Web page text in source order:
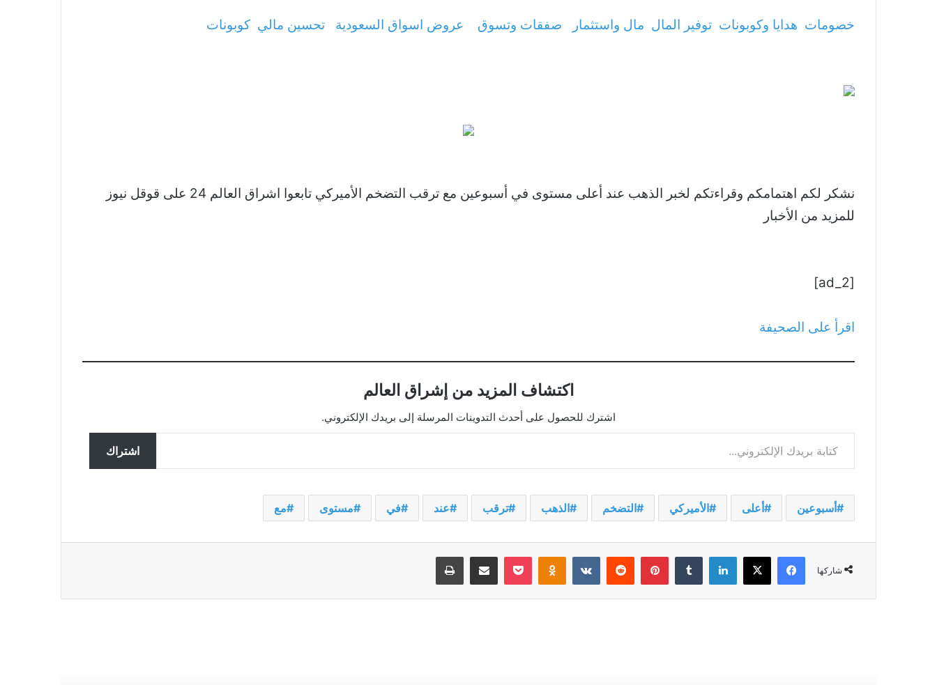
خصومات هدايا وكوبونات توفير المال مال واستثمار صفقات وتسوق عروض اسواق السعودية تحسين مالي كوبونات
نشكر لكم اهتمامكم وقراءتكم لخبر الذهب عند أعلى مستوى في أسبوعين مع ترقب التضخم الأميركي تابعوا اشراق العالم 24 على قوقل نيوز
للمزيد من الأخبار
[ad_2]
اقرأ على الصحيفة
اكتشاف المزيد من إشراق العالم
اشترك للحصول على أحدث التدوينات المرسلة إلى بريدك الإلكتروني.
كتابة بريدك الإلكتروني...
اشتراك
أسبوعين أعلى الأميركي التضخم الذهب ترقب عند في مستوى مع
شاركها
فيسبوك
‫X لينكدإن بينتيريست Odnoklassniki
‫Pocketمشاركة عبر البريد طباعة
على جهاز تنظيم ضربات القلب في
ماليزيا بعد مرضه أثناء العطلة
حزب الله في جنوب لبنان